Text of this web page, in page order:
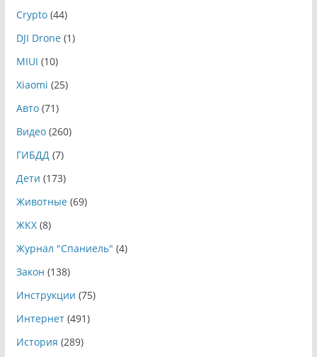
Crypto(44)
DJI Drone(1)
MIUI (10)
Xiaomi (25)
Авто(71)
Видео(260)
ГИБДД(7)
Дети (173)
Животные(69)
ЖКХ(8)
Журнал "Спаниель" (4)
Закон (138)
Инструкции (75)
Интернет(491)
История (289)